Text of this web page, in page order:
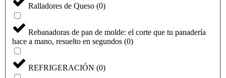
Ralladores de Queso (0)
Rebanadoras de pan de molde: el corte que tu panadería
hace a mano, resuelto en segundos (0)
REFRIGERACIÓN (0)